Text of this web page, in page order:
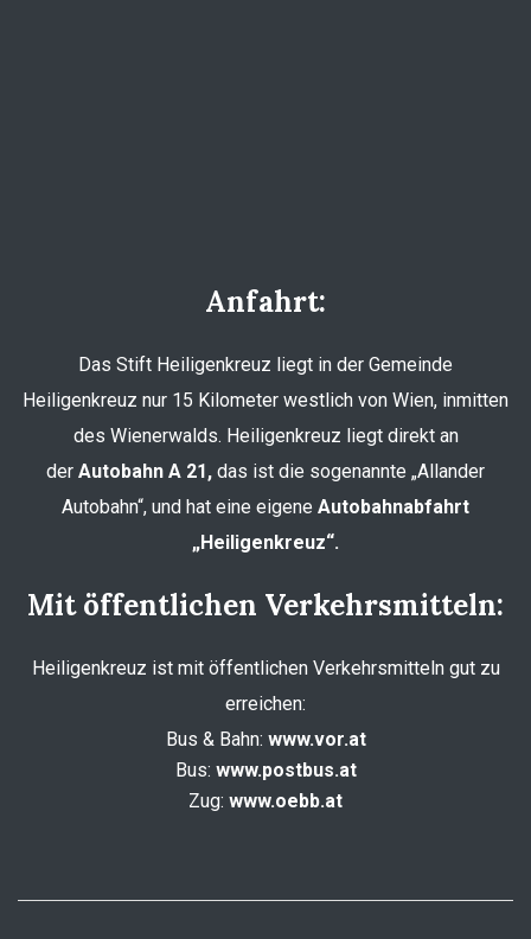
Anfahrt:
Das Stift Heiligenkreuz liegt in der Gemeinde
Heiligenkreuz nur 15 Kilometer westlich von Wien, inmitten
des Wienerwalds. Heiligenkreuz liegt direkt an
der Autobahn A 21, das ist die sogenannte „Allander
Autobahn“, und hat eine eigene Autobahnabfahrt
„Heiligenkreuz“.
Mit öffentlichen Verkehrsmitteln:
Heiligenkreuz ist mit öffentlichen Verkehrsmitteln gut zu
erreichen:
Bus & Bahn: www.vor.at
Bus: www.postbus.at
Zug: www.oebb.at